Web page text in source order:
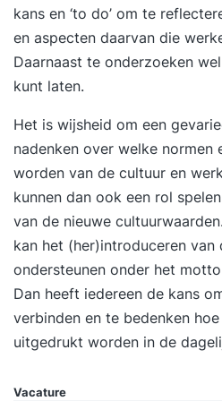
kans en ‘to do’ om te
en aspecten daarvan die
Daarnaast te onderzoeken
kunt laten.
Het is wijsheid om een
nadenken over welke normen
worden van de cultuur en
kunnen dan ook een rol
van de nieuwe
kan het (her)introduceren van
ondersteunen onder het
Dan heeft iedereen de kans
verbinden en te bedenken
uitgedrukt worden in de
Vacature